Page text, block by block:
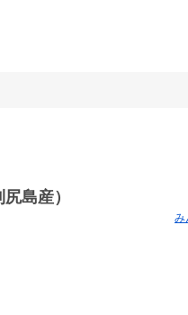
島産）
み